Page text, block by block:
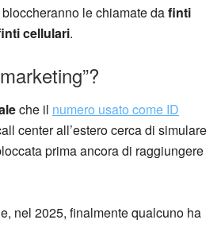
le chiamate dafinti
cellulari.
che il numero usato come ID
center all’estero cerca di simulare
prima ancora di raggiungere
nel 2025, finalmente qualcuno ha